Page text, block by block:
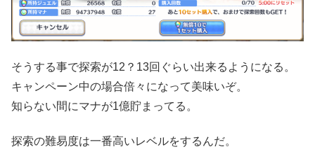
そうする事で探索が12？13回ぐらい出来るようになる。
キャンペーン中の場合倍々になって美味いぞ。
知らない間にマナが1億貯まってる。
探索の難易度は一番高いレベルをするんだ。